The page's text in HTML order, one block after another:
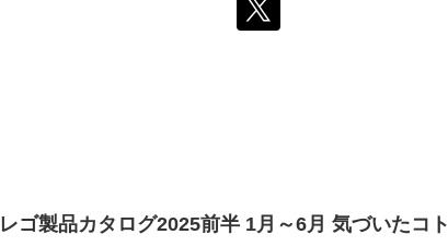
レゴ製品カタログ2025前半 1月～6月 気づいたコト